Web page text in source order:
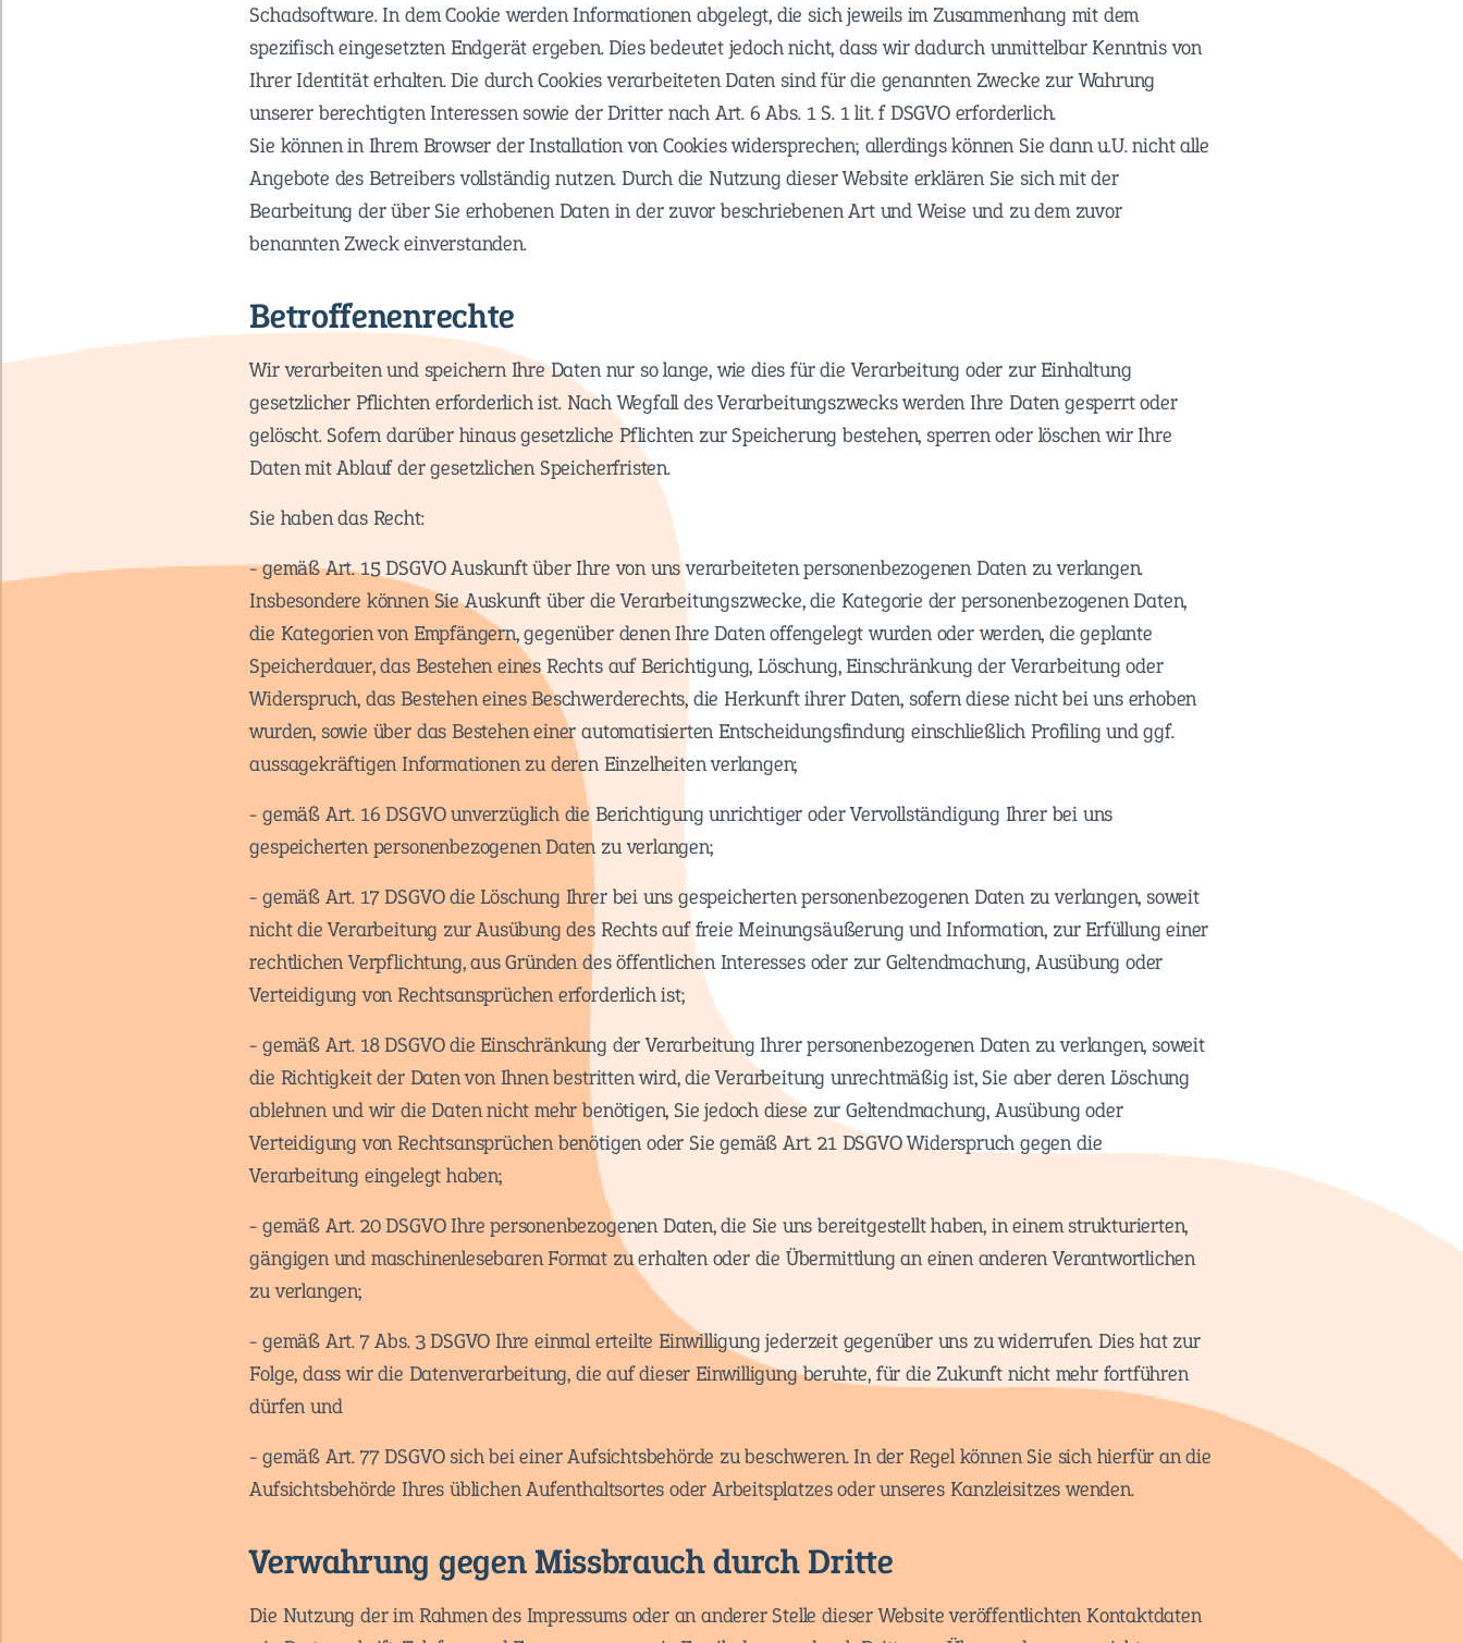
Schadsoftware. In dem Cookie werden Informationen abgelegt, die sich jeweils im Zusammenhang mit dem
spezifisch eingesetzten Endgerät ergeben. Dies bedeutet jedoch nicht, dass wir dadurch unmittelbar Kenntnis von
Ihrer Identität erhalten. Die durch Cookies verarbeiteten Daten sind für die genannten Zwecke zur Wahrung
unserer berechtigten Interessen sowie der Dritter nach Art. 6 Abs. 1 S. 1 lit. f DSGVO erforderlich.
Sie können in Ihrem Browser der Installation von Cookies widersprechen; allerdings können Sie dann u.U. nicht alle
Angebote des Betreibers vollständig nutzen. Durch die Nutzung dieser Website erklären Sie sich mit der
Bearbeitung der über Sie erhobenen Daten in der zuvor beschriebenen Art und Weise und zu dem zuvor
benannten Zweck einverstanden.
Betroffenenrechte
Wir verarbeiten und speichern Ihre Daten nur so lange, wie dies für die Verarbeitung oder zur Einhaltung
gesetzlicher Pflichten erforderlich ist. Nach Wegfall des Verarbeitungszwecks werden Ihre Daten gesperrt oder
gelöscht. Sofern darüber hinaus gesetzliche Pflichten zur Speicherung bestehen, sperren oder löschen wir Ihre
Daten mit Ablauf der gesetzlichen Speicherfristen.
Sie haben das Recht:
- gemäß Art. 15 DSGVO Auskunft über Ihre von uns verarbeiteten personenbezogenen Daten zu verlangen.
Insbesondere können Sie Auskunft über die Verarbeitungszwecke, die Kategorie der personenbezogenen Daten,
die Kategorien von Empfängern, gegenüber denen Ihre Daten offengelegt wurden oder werden, die geplante
Speicherdauer, das Bestehen eines Rechts auf Berichtigung, Löschung, Einschränkung der Verarbeitung oder
Widerspruch, das Bestehen eines Beschwerderechts, die Herkunft ihrer Daten, sofern diese nicht bei uns erhoben
wurden, sowie über das Bestehen einer automatisierten Entscheidungsfindung einschließlich Profiling und ggf.
aussagekräftigen Informationen zu deren Einzelheiten verlangen;
- gemäß Art. 16 DSGVO unverzüglich die Berichtigung unrichtiger oder Vervollständigung Ihrer bei uns
gespeicherten personenbezogenen Daten zu verlangen;
- gemäß Art. 17 DSGVO die Löschung Ihrer bei uns gespeicherten personenbezogenen Daten zu verlangen, soweit
nicht die Verarbeitung zur Ausübung des Rechts auf freie Meinungsäußerung und Information, zur Erfüllung einer
rechtlichen Verpflichtung, aus Gründen des öffentlichen Interesses oder zur Geltendmachung, Ausübung oder
Verteidigung von Rechtsansprüchen erforderlich ist;
- gemäß Art. 18 DSGVO die Einschränkung der Verarbeitung Ihrer personenbezogenen Daten zu verlangen, soweit
die Richtigkeit der Daten von Ihnen bestritten wird, die Verarbeitung unrechtmäßig ist, Sie aber deren Löschung
ablehnen und wir die Daten nicht mehr benötigen, Sie jedoch diese zur Geltendmachung, Ausübung oder
Verteidigung von Rechtsansprüchen benötigen oder Sie gemäß Art. 21 DSGVO Widerspruch gegen die
Verarbeitung eingelegt haben;
- gemäß Art. 20 DSGVO Ihre personenbezogenen Daten, die Sie uns bereitgestellt haben, in einem strukturierten,
gängigen und maschinenlesebaren Format zu erhalten oder die Übermittlung an einen anderen Verantwortlichen
zu verlangen;
- gemäß Art. 7 Abs. 3 DSGVO Ihre einmal erteilte Einwilligung jederzeit gegenüber uns zu widerrufen. Dies hat zur
Folge, dass wir die Datenverarbeitung, die auf dieser Einwilligung beruhte, für die Zukunft nicht mehr fortführen
dürfen und
- gemäß Art. 77 DSGVO sich bei einer Aufsichtsbehörde zu beschweren. In der Regel können Sie sich hierfür an die
Aufsichtsbehörde Ihres üblichen Aufenthaltsortes oder Arbeitsplatzes oder unseres Kanzleisitzes wenden.
Verwahrung gegen Missbrauch durch Dritte
Die Nutzung der im Rahmen des Impressums oder an anderer Stelle dieser Website veröffentlichten Kontaktdaten